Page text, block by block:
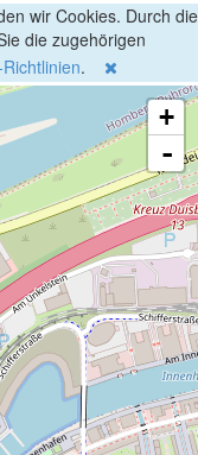
wir Cookies. Durch die
die zugehörigen
.
+
-